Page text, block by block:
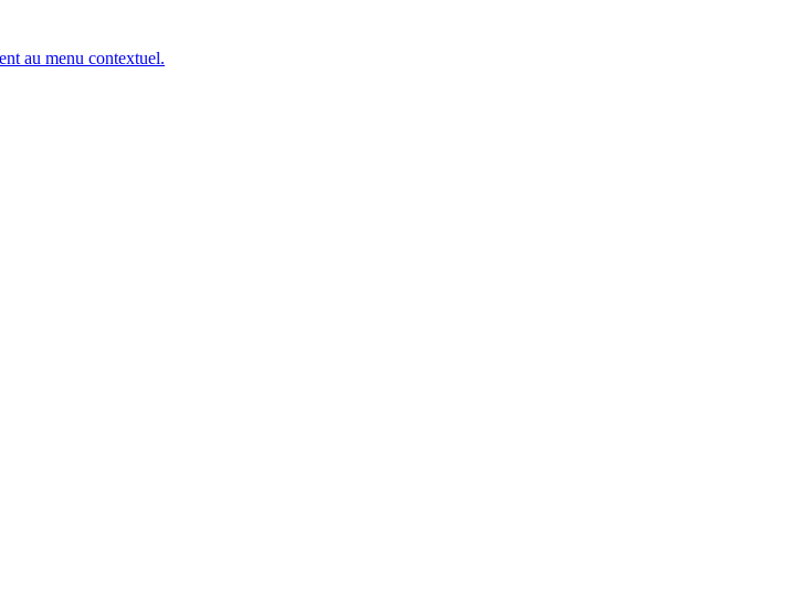
au menu contextuel.